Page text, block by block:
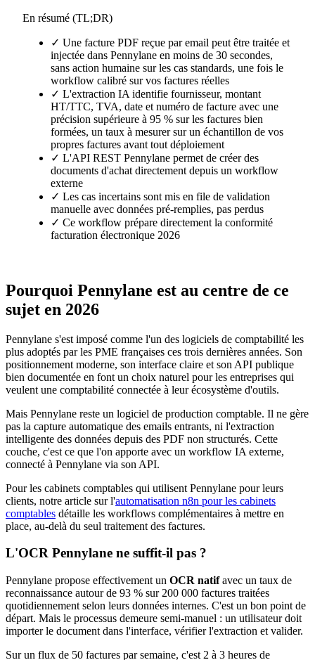
En résumé (TL;DR)
✓ Une facture PDF reçue par email peut être traitée et
injectée dans Pennylane en moins de 30 secondes,
sans action humaine sur les cas standards, une fois le
workflow calibré sur vos factures réelles
✓ L'extraction IA identifie fournisseur, montant
HT/TTC, TVA, date et numéro de facture avec une
précision supérieure à 95 % sur les factures bien
formées, un taux à mesurer sur un échantillon de vos
propres factures avant tout déploiement
✓ L'API REST Pennylane permet de créer des
documents d'achat directement depuis un workflow
externe
✓ Les cas incertains sont mis en file de validation
manuelle avec données pré-remplies, pas perdus
✓ Ce workflow prépare directement la conformité
facturation électronique 2026
Pourquoi Pennylane est au centre de ce
sujet en 2026
Pennylane s'est imposé comme l'un des logiciels de comptabilité les
plus adoptés par les PME françaises ces trois dernières années. Son
positionnement moderne, son interface claire et son API publique
bien documentée en font un choix naturel pour les entreprises qui
veulent une comptabilité connectée à leur écosystème d'outils.
Mais Pennylane reste un logiciel de production comptable. Il ne gère
pas la capture automatique des emails entrants, ni l'extraction
intelligente des données depuis des PDF non structurés. Cette
couche, c'est ce que l'on apporte avec un workflow IA externe,
connecté à Pennylane via son API.
Pour les cabinets comptables qui utilisent Pennylane pour leurs
clients, notre article sur l'automatisation n8n pour les cabinets
comptables détaille les workflows complémentaires à mettre en
place, au-delà du seul traitement des factures.
L'OCR Pennylane ne suffit-il pas ?
Pennylane propose effectivement un OCR natifavec un taux de
reconnaissance autour de 93 % sur 200 000 factures traitées
quotidiennement selon leurs données internes. C'est un bon point de
départ. Mais le processus demeure semi-manuel : un utilisateur doit
importer le document dans l'interface, vérifier l'extraction et valider.
Sur un flux de 50 factures par semaine, c'est 2 à 3 heures de